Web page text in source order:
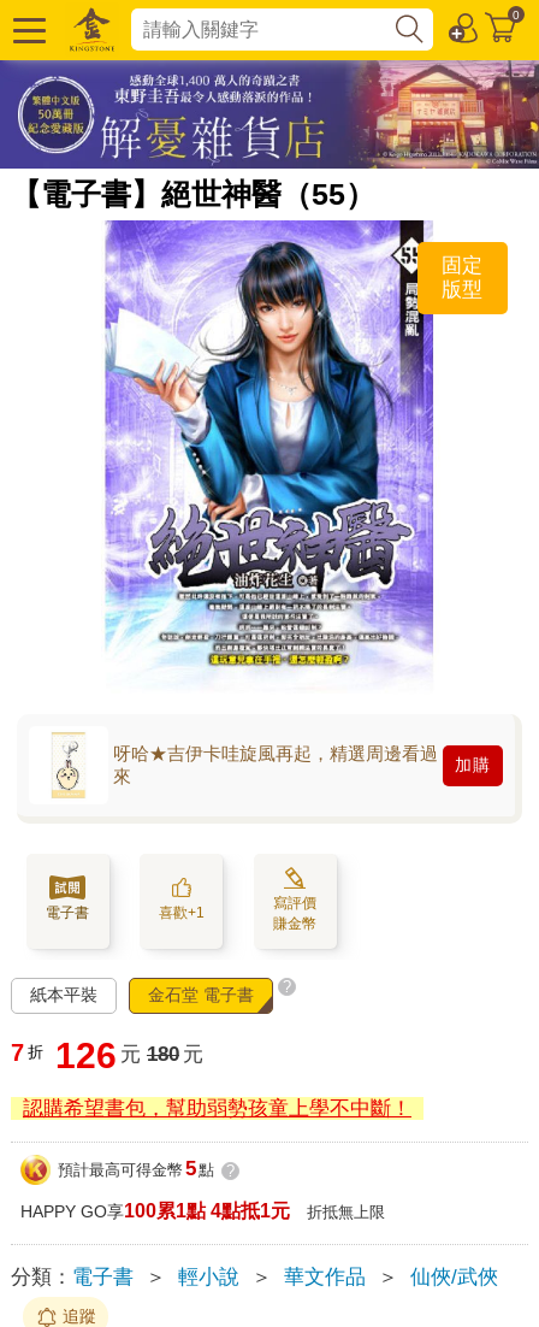
0
【電子書】絕世神醫（55）
固定
版型
呀哈★吉伊卡哇旋風再起，精選周邊看過
來
加購
電子書 喜歡+1
寫評價
賺金幣
紙本平裝 金石堂 電子書 ?
7 折 126 元 180 元
認購希望書包，幫助弱勢孩童上學不中斷！
預計最高可得金幣 5點 ?
HAPPY GO享100累1點 4點抵1元 折抵無上限
分類： 電子書 ＞ 輕小說 ＞ 華文作品 ＞ 仙俠/武俠
追蹤